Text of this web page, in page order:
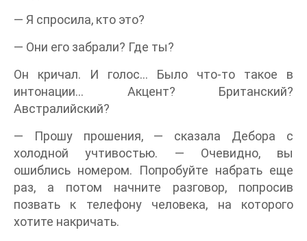
— Я спросила, кто это?
— Они его забрали? Где ты?
Он кричал. И голос... Было что-то такое в
интонации... Акцент? Британский?
Австралийский?
— Прошу прошения, — сказала Дебора с
холодной учтивостью. — Очевидно, вы
ошиблись номером. Попробуйте набрать еще
раз, а потом начните разговор, попросив
позвать к телефону человека, на которого
хотите накричать.